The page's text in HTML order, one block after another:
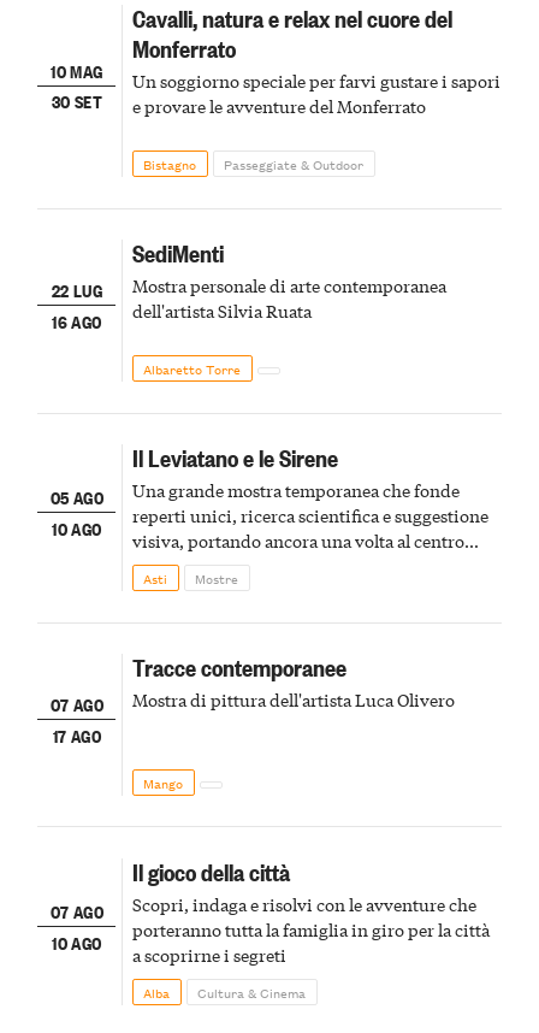
10 MAG
30 SET
Cavalli, natura e relax nel cuore del
Monferrato
Un soggiorno speciale per farvi gustare i sapori
e provare le avventure del Monferrato
Bistagno Passeggiate & Outdoor
22 LUG
16 AGO
SediMenti
Mostra personale di arte contemporanea
dell'artista Silvia Ruata
Albaretto Torre
05 AGO
10 AGO
Il Leviatano e le Sirene
Una grande mostra temporanea che fonde
reperti unici, ricerca scientifica e suggestione
visiva, portando ancora una volta al centro
della scena le meraviglie del passato astigiano
Asti Mostre
07 AGO
17 AGO
Tracce contemporanee
Mostra di pittura dell'artista Luca Olivero
Mango
07 AGO
10 AGO
Il gioco della città
Scopri, indaga e risolvi con le avventure che
porteranno tutta la famiglia in giro per la città
a scoprirne i segreti
Alba Cultura & Cinema